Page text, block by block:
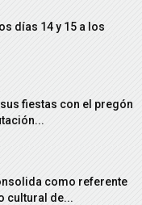
días 14 y 15 a los
fiestas con el pregón
como referente
cultural de...